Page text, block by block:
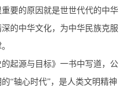
要的原因就是世世代代的中华
的中华文化，为中华民族克服
起源与目标》一书中写道，公
“轴心时代”，是人类文明精神